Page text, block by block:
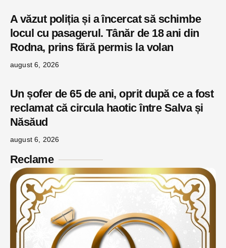
A văzut poliția și a încercat să schimbe
locul cu pasagerul. Tânăr de 18 ani din
Rodna, prins fără permis la volan
august 6, 2026
Un șofer de 65 de ani, oprit după ce a fost
reclamat că circula haotic între Salva și
Năsăud
august 6, 2026
Reclame